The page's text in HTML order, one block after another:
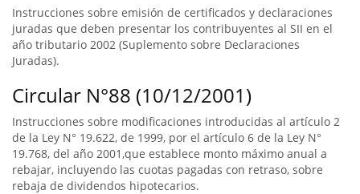
Instrucciones sobre emisión de certificados y declaraciones
juradas que deben presentar los contribuyentes al SII en el
año tributario 2002 (Suplemento sobre Declaraciones
Juradas).
Circular N°88 (10/12/2001)
Instrucciones sobre modificaciones introducidas al artículo 2
de la Ley N° 19.622, de 1999, por el artículo 6 de la Ley N°
19.768, del año 2001,que establece monto máximo anual a
rebajar, incluyendo las cuotas pagadas con retraso, sobre
rebaja de dividendos hipotecarios.